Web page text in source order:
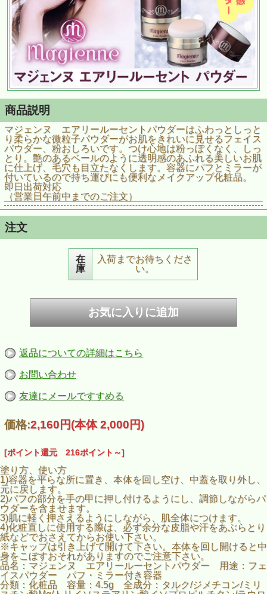
商品説明
マジェンヌ エアリールーセントパウダーはふわっとしっと
り柔らかな微粒子パウダーがお肌をきれいに見せるフェイス
パウダー、粉おしろいです。つけ心地は粉っぽくなく、しっ
とり。艶のあるベールのように透明感のあふれる美しいお肌
に仕上げ、毛穴も目立たなくします。容器にパフとミラーが
付いているので持ち運びにも便利なメイクアップ化粧品。
即日出荷対応
（営業日午前中までのご注文）
注文
在
庫
入荷までお待ちくださ
い。
返品についての詳細はこちら
お問い合わせ
友達にメールですすめる
価格:2,160円(本体 2,000円)
[ポイント還元 216ポイント～]
塗り方、使い方
1)容器を平らな所に置き、本体を回し空け、中蓋を取り外し、
元に戻します。
2)パフの部分を手の甲に押し付けるようにし、調節しながらパ
ウダーを含ませます。
3)肌に軽く押さえるようにしながら、肌全体につけます。
4)化粧直しに使用する際は、必ず余分な皮脂や汗をあぶらとり
紙などでおさえてからお使い下さい。
※キャップは引き上げて開けて下さい。本体を回し開けると中
身をこぼすおそれがありますのでご注意下さい。
品名：マジェンヌ エアリールーセントパウダー 用途：フェ
イスパウダー パフ・ミラー付き容器
分類：化粧品 容量：4.5g 全成分：タルク/ジメチコン/ミリ